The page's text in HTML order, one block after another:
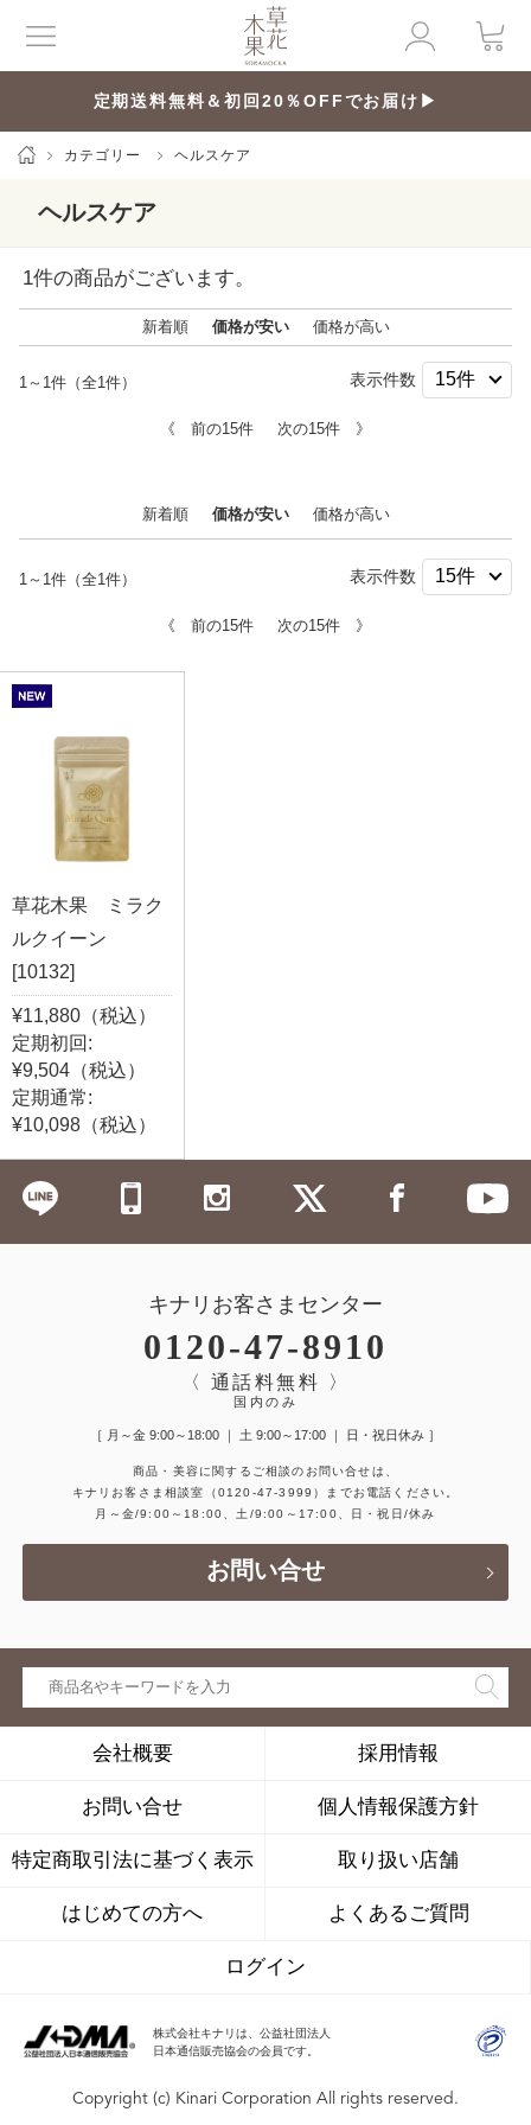
定期送料無料＆初回20％OFFでお届け▶
カテゴリー ヘルスケア
ヘルスケア
1件の商品がございます。
新着順 価格が安い 価格が高い
1～1件（全1件） 表示件数
《 前の15件 次の15件 》
新着順 価格が安い 価格が高い
1～1件（全1件） 表示件数
《 前の15件 次の15件 》
草花木果 ミラク
ルクイーン
[10132]
¥11,880（税込）
定期初回:
¥9,504（税込）
定期通常:
¥10,098（税込）
キナリお客さまセンター
0120-47-8910
〈 通話料無料 〉
国内のみ
［ 月～金 9:00～18:00 ｜ 土 9:00～17:00 ｜ 日・祝日休み ］
商品・美容に関するご相談のお問い合せは、
キナリお客さま相談室
（0120-47-3999）
までお電話ください。
月～金/9:00～18:00、土/9:00～17:00、日・祝日/休み
お問い合せ
会社概要 採用情報
お問い合せ 個人情報保護方針
特定商取引法に基づく表示 取り扱い店舗
はじめての方へ よくあるご質問
ログイン
株式会社キナリは、公益社団法人
日本通信販売協会の会員です。
Copyright (c) Kinari Corporation All rights reserved.